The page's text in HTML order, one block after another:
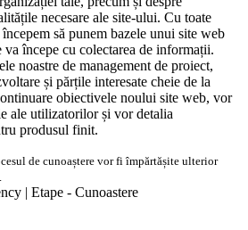
necesare ale site-ului. Cu toate
să punem bazele unui site web
va începe cu colectarea de informații.
noastre de management de proiect,
și părțile interesate cheie de la
obiectivele noului site web, vor
ale utilizatorilor și vor detalia
produsul finit.
de cunoaștere vor fi împărtășite ulterior